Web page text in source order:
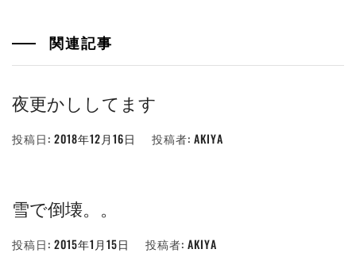
関連記事
夜更かししてます
投稿日: 2018年12月16日 投稿者: AKIYA
雪で倒壊。。
投稿日: 2015年1月15日 投稿者: AKIYA